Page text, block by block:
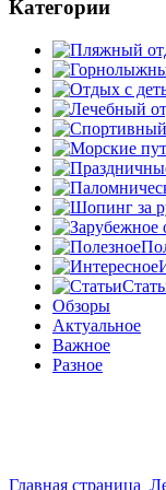
Категории
Обзоры
Актуальное
Важное
Разное
Главная страница